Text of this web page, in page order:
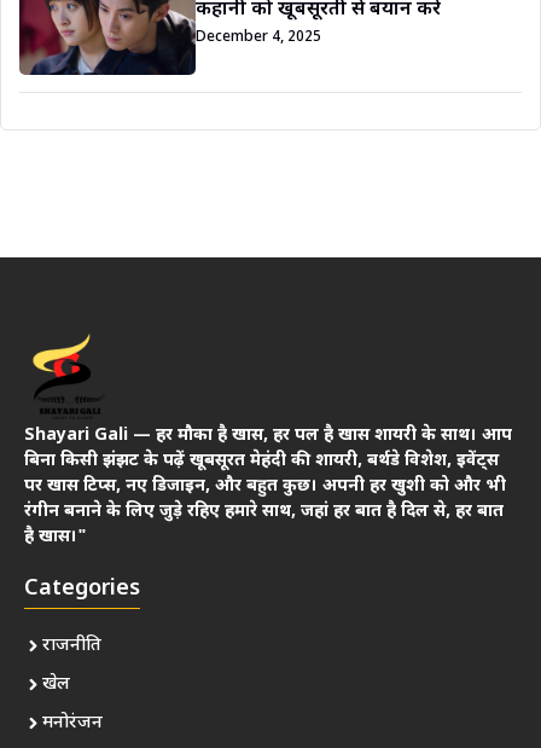
कहानी को खूबसूरती से बयान करें
December 4, 2025
Shayari Gali — हर मौका है खास, हर पल है खास शायरी के साथ। आप
बिना किसी झंझट के पढ़ें खूबसूरत मेहंदी की शायरी, बर्थडे विशेश, इवेंट्स
पर खास टिप्स, नए डिजाइन, और बहुत कुछ। अपनी हर खुशी को और भी
रंगीन बनाने के लिए जुड़े रहिए हमारे साथ, जहां हर बात है दिल से, हर बात
है खास।"
Categories
राजनीति
खेल
मनोरंजन